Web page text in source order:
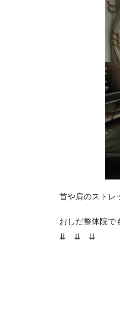
首や肩のストレ
おしだ整体院で
⇊ ⇊ ⇊